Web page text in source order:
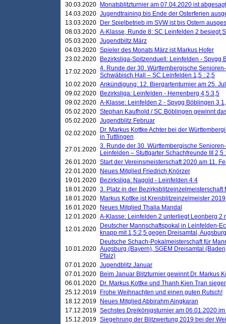
30.03.2020
Monatsblitzturnier am 07.04.2020 ist abgesagt
14.03.2020 Jugendtraining bis Ende der Osterferien
13.03.2020
Der Spielbetrieb im SVW ist bis Ostern
08.03.2020 A-Klasse, Runde 8: SC Leinfelden 2 besiegt
05.03.2020 Jugendbiltz März
04.03.2020 Spieler des Monats März ist Markus Hofer
23.02.2020
Bezirksliga-Spitzenduell: Leinfelden - Spvgg
17.02.2020 4. Runde der 30. Württembergische
Schwäbisch Hall – SC Leinfelden 1,5 : 2,5
10.02.2020 Ankündigung: 12. Biergartenturnier am 25.
09.02.2020
Bezirksliga: Leinfelden - Herrenberg 4,5:3,5
09.02.2020 A-Klasse: Leinfelden 2 - Spvgg Böblingen 3
05.02.2020 Stephan Kaufhold / SC Böblingen gewinnt
05.02.2020 Jugendblitz Februar
02.02.2020
Dr. Markus Kottke Achter bei der
in Tuttlingen
27.01.2020 3. Runde der 30. Württembergische
Leinfelden – Stuttgarter Schachfreunde III 2,5
26.01.2020 Start der Vereinsmeisterschaft 2020 am 11.
22.01.2020
Neues Mitglied Friedrich Knörzer
19.01.2020
Bezirksliga: Nagold - Leinfelden 4:4
18.01.2020 3. Platz in der Bezirksblitzeinzelmeisterschaft
18.01.2020
Markus Kottke ist Kreisblitzeinzelmeister 2019
16.01.2020
Neues Mitglied Thalia Mandal
12.01.2020 A-Klasse: Leinfelden 2 unterliegt Leonberg 2
12.01.2020
Deutscher Mannschaftspokal in Leinfelden-
knapp mit 1,5:2,5 gegen Dreisamtal,
10.01.2020
Deutsche Schach-Pokalmeisterschaft für
Augsburg (Bayern), SGEM Dreisamtal
Pfalz)
07.01.2020 Jugendblitz Januar
07.01.2020
Beim Januar Blitzturnier gewinnt Dr. Markus
06.01.2020
Dr. Markus Kottke und Thanh Kien Tran
25.12.2019
Frohe Weihnachten und einen guten Rutsch!
18.12.2019
Neues Mitglied Abbirahm Aingkaran
17.12.2019 Sechstes Dreikönigsturnier am 06.01.2020
15.12.2019 Siegehrung der Blitzwertung 2019 bei der